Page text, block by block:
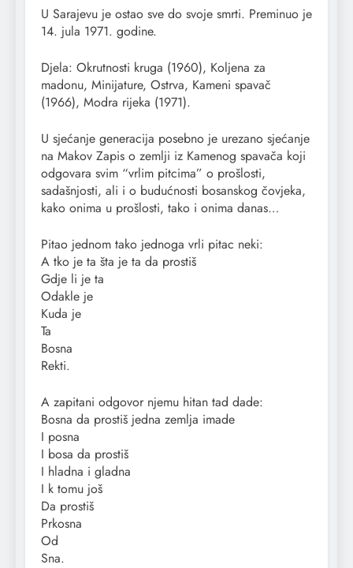
U Sarajevu je ostao sve do svoje smrti. Preminuo je
14. jula 1971. godine.
Djela: Okrutnosti kruga (1960), Koljena za
madonu, Minijature, Ostrva, Kameni spavač
(1966), Modra rijeka (1971).
U sjećanje generacija posebno je urezano sjećanje
na Makov Zapis o zemlji iz Kamenog spavača koji
odgovara svim “vrlim pitcima” o prošlosti,
sadašnjosti, ali i o budućnosti bosanskog čovjeka,
kako onima u prošlosti, tako i onima danas…
Pitao jednom tako jednoga vrli pitac neki:
A tko je ta šta je ta da prostiš
Gdje li je ta
Odakle je
Kuda je
Ta
Bosna
Rekti.
A zapitani odgovor njemu hitan tad dade:
Bosna da prostiš jedna zemlja imade
I posna
I bosa da prostiš
I hladna i gladna
I k tomu još
Da prostiš
Prkosna
Od
Sna.